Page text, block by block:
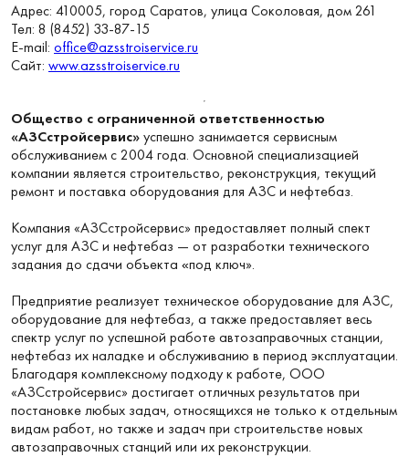
Адрес: 410005, город Саратов, улица Соколовая, дом 261
Тел: 8 (8452) 33-87-15
E-mail: office@azsstroiservice.ru
Сайт: www.azsstroiservice.ru
Общество с ограниченной ответственностью
«АЗСстройсервис»успешно занимается сервисным
обслуживанием с 2004 года. Основной специализацией
компании является строительство, реконструкция, текущий
ремонт и поставка оборудования для АЗС и нефтебаз.
Компания «АЗСстройсервис» предоставляет полный спект
услуг для АЗС и нефтебаз — от разработки технического
задания до сдачи объекта «под ключ».
Предприятие реализует техническое оборудование для АЗС,
оборудование для нефтебаз, а также предоставляет весь
спектр услуг по успешной работе автозаправочных станции,
нефтебаз их наладке и обслуживанию в период эксплуатации.
Благодаря комплексному подходу к работе, ООО
«АЗСстройсервис» достигает отличных результатов при
постановке любых задач, относящихся не только к отдельным
видам работ, но также и задач при строительстве новых
автозаправочных станций или их реконструкции.